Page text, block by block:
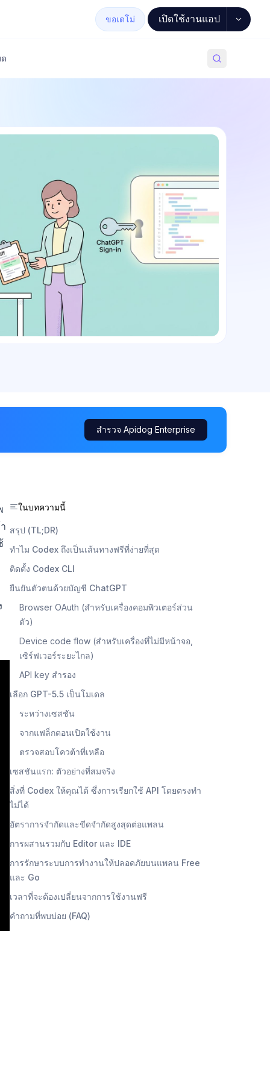
ขอเดโม่ เปิดใช้งานแอป
สำรวจ Apidog Enterprise
ในบทความนี้
สรุป (TL;DR)
ทำไม Codex ถึงเป็นเส้นทางฟรีที่ง่ายที่สุด
ติดตั้ง Codex CLI
ยืนยันตัวตนด้วยบัญชี ChatGPT
Browser OAuth (สำหรับเครื่องคอมพิวเตอร์ส่วน
ตัว)
Device code flow (สำหรับเครื่องที่ไม่มีหน้าจอ,
เซิร์ฟเวอร์ระยะไกล)
API key สำรอง
เลือก GPT-5.5 เป็นโมเดล
ระหว่างเซสชัน
จากแฟล็กตอนเปิดใช้งาน
ตรวจสอบโควต้าที่เหลือ
เซสชันแรก: ตัวอย่างที่สมจริง
สิ่งที่ Codex ให้คุณได้ ซึ่งการเรียกใช้ API โดยตรงทำ
ไม่ได้
อัตราการจำกัดและขีดจำกัดสูงสุดต่อแพลน
การผสานรวมกับ Editor และ IDE
การรักษาระบบการทำงานให้ปลอดภัยบนแพลน Free
และ Go
เวลาที่จะต้องเปลี่ยนจากการใช้งานฟรี
คำถามที่พบบ่อย (FAQ)